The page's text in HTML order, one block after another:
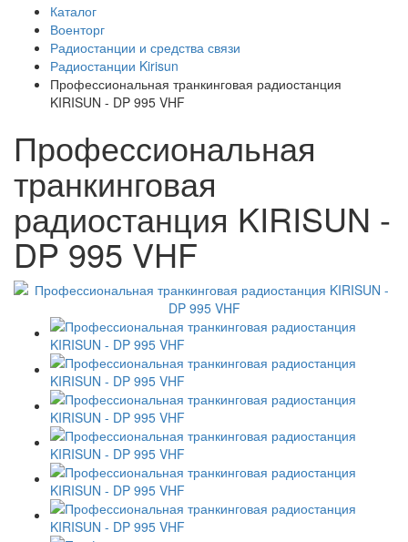
Каталог
Военторг
Радиостанции и средства связи
Радиостанции Kirisun
Профессиональная транкинговая радиостанция
KIRISUN - DP 995 VHF
Профессиональная
транкинговая
радиостанция KIRISUN -
DP 995 VHF